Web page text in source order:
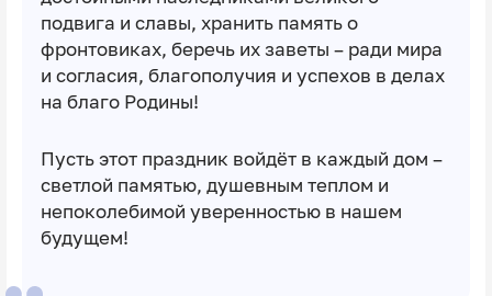
подвига и славы, хранить память о
фронтовиках, беречь их заветы – ради мира
и согласия, благополучия и успехов в делах
на благо Родины!
Пусть этот праздник войдёт в каждый дом –
светлой памятью, душевным теплом и
непоколебимой уверенностью в нашем
будущем!